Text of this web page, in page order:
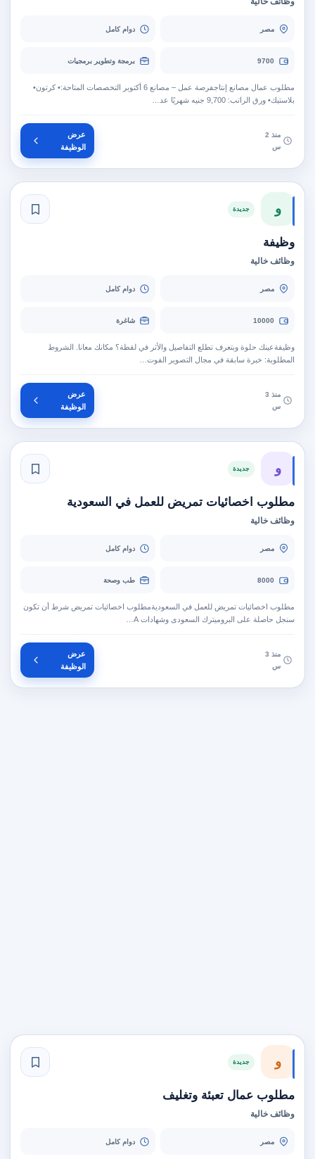
مصر دوام كامل
9700 برمجة وتطوير برمجيات
مطلوب عمال مصانع إنتاجفرصة عمل – مصانع 6 أكتوبر التخصصات المتاحة:• كرتون•
بلاستيك• ورق الراتب: 9,700 جنيه شهريًا عد…
منذ 2
س
عرض
الوظيفة
و جديدة
وظيفة
وظائف خالية
مصر دوام كامل
10000 شاغرة
وظيفة‫عينك حلوة وبتعرف تطلع التفاصيل والأثر في لقطة؟ مكانك معانا. الشروط
المطلوبة: خبرة سابقة في مجال التصوير الفوت…
منذ 3
س
عرض
الوظيفة
و جديدة
مطلوب اخصائيات تمريض للعمل في السعودية
وظائف خالية
مصر دوام كامل
8000 طب وصحة
مطلوب اخصائيات تمريض للعمل في السعودية‫مطلوب اخصائيات تمريض شرط أن تكون
سنجل حاصلة على البروميترك السعودى وشهادات A…
منذ 3
س
عرض
الوظيفة
و جديدة
مطلوب عمال تعبئة وتغليف
وظائف خالية
مصر دوام كامل